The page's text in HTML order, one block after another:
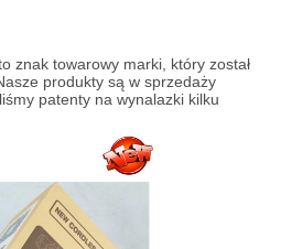
znak towarowy marki, który został
produkty są w sprzedaży
patenty na wynalazki kilku